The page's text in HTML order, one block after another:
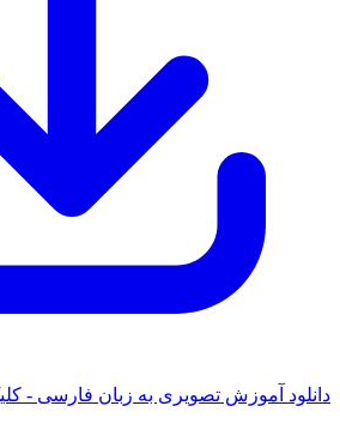
آموزش تصویری به زبان فارسی - کلیک کنید